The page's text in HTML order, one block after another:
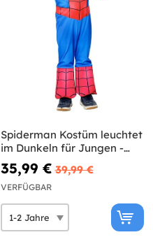
Spiderman Kostüm leuchtet
im Dunkeln für Jungen -
Spidey und sein Superteam
35,99 € 39,99 €
VERFÜGBAR